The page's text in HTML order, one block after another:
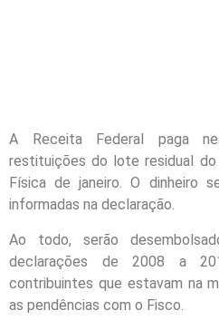
A Receita Federal paga
restituições do lote residual
Física de janeiro. O dinheiro
informadas na declaração.
Ao todo, serão
declarações de 2008 a
contribuintes que estavam na
as pendências com o Fisco.